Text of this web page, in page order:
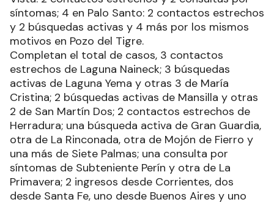
síntomas; 4 en Palo Santo: 2 contactos estrechos
y 2 búsquedas activas y 4 más por los mismos
motivos en Pozo del Tigre.
Completan el total de casos, 3 contactos
estrechos de Laguna Naineck; 3 búsquedas
activas de Laguna Yema y otras 3 de María
Cristina; 2 búsquedas activas de Mansilla y otras
2 de San Martín Dos; 2 contactos estrechos de
Herradura; una búsqueda activa de Gran Guardia,
otra de La Rinconada, otra de Mojón de Fierro y
una más de Siete Palmas; una consulta por
síntomas de Subteniente Perín y otra de La
Primavera; 2 ingresos desde Corrientes, dos
desde Santa Fe, uno desde Buenos Aires y uno